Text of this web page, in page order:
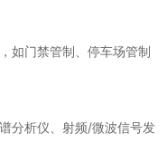
门禁管制、停车场管制
析仪、射频/微波信号发